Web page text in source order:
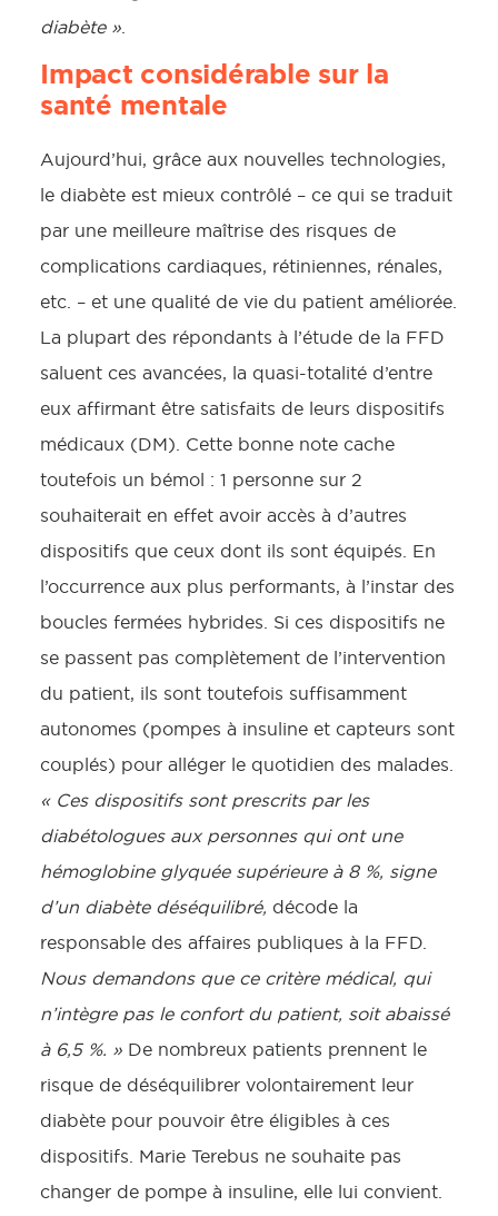
diabète »
Impact considérable sur la
santé mentale
Aujourd’hui, grâce aux nouvelles technologies,
le diabète est mieux contrôlé – ce qui se traduit
par une meilleure maîtrise des risques de
complications cardiaques, rétiniennes, rénales,
etc. – et une qualité de vie du patient améliorée.
La plupart des répondants à l’étude de la FFD
saluent ces avancées, la quasi-totalité d’entre
eux affirmant être satisfaits de leurs dispositifs
médicaux (DM). Cette bonne note cache
toutefois un bémol : 1 personne sur 2
souhaiterait en effet avoir accès à d’autres
dispositifs que ceux dont ils sont équipés. En
l’occurrence aux plus performants, à l’instar des
boucles fermées hybrides. Si ces dispositifs ne
se passent pas complètement de l’intervention
du patient, ils sont toutefois suffisamment
autonomes (pompes à insuline et capteurs sont
couplés) pour alléger le quotidien des malades.
« Ces dispositifs sont prescrits par les
diabétologues aux personnes qui ont une
hémoglobine glyquée supérieure à 8 %, signe
d’un diabète déséquilibré, décode la
responsable des affaires publiques à la FFD.
Nous demandons que ce critère médical, qui
n’intègre pas le confort du patient, soit abaissé
à 6,5 %. » De nombreux patients prennent le
risque de déséquilibrer volontairement leur
diabète pour pouvoir être éligibles à ces
dispositifs. Marie Terebus ne souhaite pas
changer de pompe à insuline, elle lui convient.